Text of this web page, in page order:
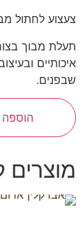
צעצוע לחתול מבוך
תעלת מבוך
איכותיים
שבפנים.
מוצרים